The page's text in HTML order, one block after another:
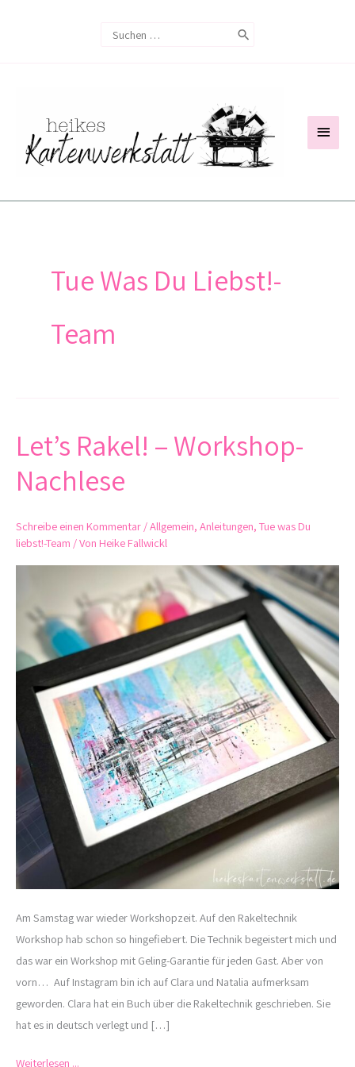
Search
Tue Was Du Liebst!-
Team
Let’s Rakel! – Workshop-
Nachlese
Schreibe einen Kommentar /Allgemein, Anleitungen, Tue was Du
liebst!-Team / Von Heike Fallwickl
Am Samstag war wieder Workshopzeit. Auf den Rakeltechnik
Workshop hab schon so hingefiebert. Die Technik begeistert mich und
das war ein Workshop mit Geling-Garantie für jeden Gast. Aber von
vorn… Auf Instagram bin ich auf Clara und Natalia aufmerksam
geworden. Clara hat ein Buch über die Rakeltechnik geschrieben. Sie
hat es in deutsch verlegt und […]
Let’s
Rakel!
Nachlese
Weiterlesen ...